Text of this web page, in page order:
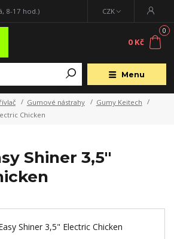
Menu
CZK
8-17 hod.)
0
0 Kč
Gumové nástrahy
Gumy Keitech
Chicken
Shiner 3,5"